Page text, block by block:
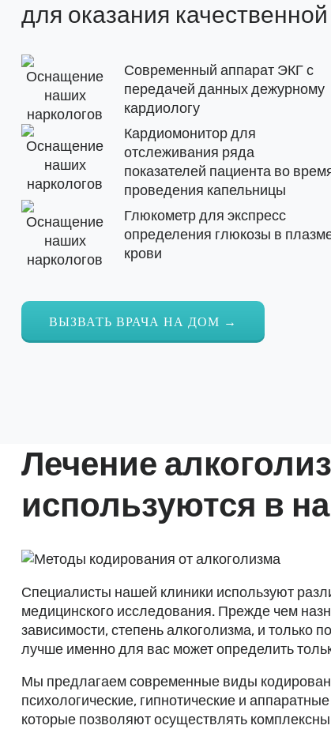
для оказания
Современный аппарат ЭКГ с
передачей данных дежурному
кардиологу
Кардиомонитор для
отслеживания ряда
показателей пациента во
проведения капельницы
Глюкометр для экспресс
определения глюкозы в
крови
ВЫЗВАТЬ ВРАЧА НА ДОМ →
Лечение
используются в
Специалисты нашей клиники используют
медицинского исследования. Прежде чем
зависимости, степень алкоголизма, и только
лучше именно для вас может определить
Мы предлагаем современные виды
психологические, гипнотические и
которые позволяют осуществлять